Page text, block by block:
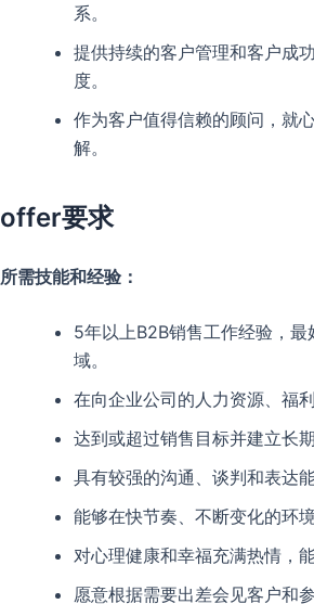
系。
提供持续的客户管理和客户成
度。
作为客户值得信赖的顾问，就
解。
offer要求
所需技能和经验：
5年以上B2B销售工作经验，
域。
在向企业公司的人力资源、福
达到或超过销售目标并建立长
具有较强的沟通、谈判和表达
能够在快节奏、不断变化的环
对心理健康和幸福充满热情，
愿意根据需要出差会见客户和